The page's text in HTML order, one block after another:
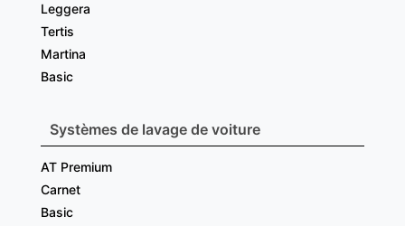
Leggera
Tertis
Martina
Basic
Systèmes de lavage de voiture
AT Premium
Carnet
Basic